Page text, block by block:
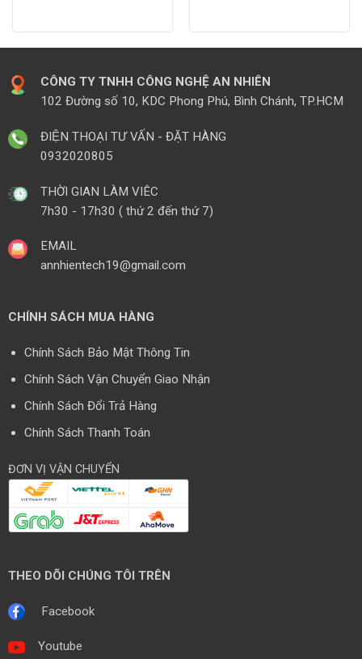
CÔNG TY TNHH CÔNG NGHỆ AN NHIÊN
102 Đường số 10, KDC Phong Phú, Bình Chánh, TP.HCM
ĐIỆN THOẠI TƯ VẤN - ĐẶT HÀNG
0932020805
THỜI GIAN LÀM VIÊC
7h30 - 17h30 ( thứ 2 đến thứ 7)
EMAIL
annhientech19@gmail.com
CHÍNH SÁCH MUA HÀNG
Chính Sách Bảo Mật Thông Tin
Chính Sách Vận Chuyển Giao Nhận
Chính Sách Đổi Trả Hàng
Chính Sách Thanh Toán
ĐƠN VỊ VẬN CHUYỂN
THEO DÕI CHÚNG TÔI TRÊN
Facebook
Youtube